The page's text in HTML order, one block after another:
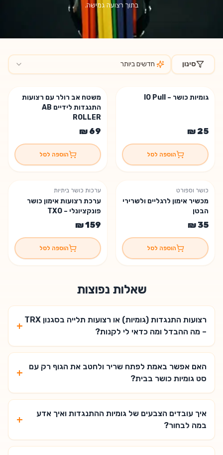
בתוך רצועה גמישה.
סינון חדשים ביותר
גומיות כושר – IO Pull
הוספה לסל
נשארה יחידה אחת
משטח אב רולר עם רצועות
התנגדות לידיים AB
ROLLER
הוספה לסל
כושר וספורט
מכשיר אימון לרגליים ולשרירי
הבטן
הוספה לסל
ערכות כושר ביתיות
ערכת רצועות אימון כושר
פונקציונלי – TXO
הוספה לסל
שאלות נפוצות
רצועות התנגדות (גומיות) או רצועות תלייה בסגנון TRX
– מה ההבדל ומה כדאי לי לקנות?
+
האם אפשר באמת לפתח שריר ולחטב את הגוף רק עם
סט גומיות כושר בבית?
+
איך עובדים הצבעים של גומיות ההתנגדות ואיך אדע
במה לבחור?
+